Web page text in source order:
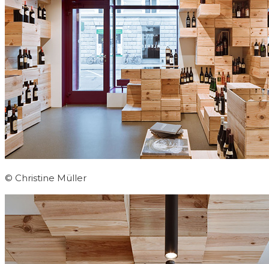
© Christine Müller